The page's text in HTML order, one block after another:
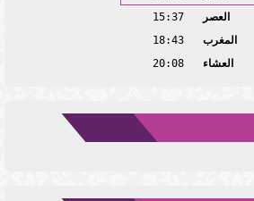
العصر
15:37
المغرب
18:43
العشاء
20:08